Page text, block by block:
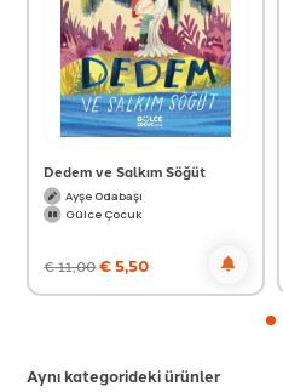
Dedem ve Salkım Söğüt
Ayşe Odabaşı
Gülce Çocuk
€11,00€ 5,50
Aynı kategorideki ürünler